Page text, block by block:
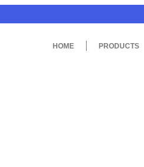
HOME PRODUCTS